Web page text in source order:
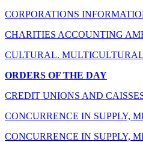
CORPORATIONS
CHARITIES ACCOUNTING
CULTURAL.
ORDERS OF THE DAY
CREDIT UNIONS AND
CONCURRENCE IN SUPPLY,
CONCURRENCE IN SUPPLY,